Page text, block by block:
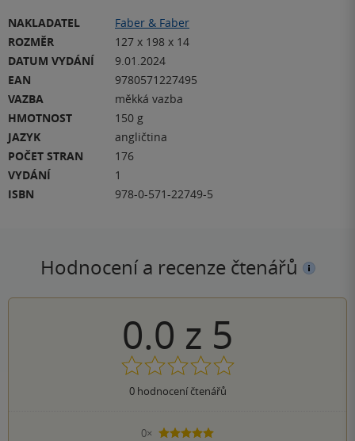
NAKLADATEL
Faber & Faber
ROZMĚR
127 x 198 x 14
DATUM VYDÁNÍ
9.01.2024
EAN
9780571227495
VAZBA
měkká vazba
HMOTNOST
150 g
JAZYK
angličtina
POČET STRAN
176
VYDÁNÍ
1
ISBN
978-0-571-22749-5
Hodnocení a recenze čtenářů
0.0 z 5
0hodnocení čtenářů
0× 5 hvězdiček